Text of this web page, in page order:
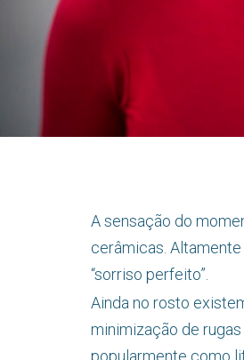
A sensação do
cerâmicas.
“sorriso perfeito”.
Ainda no rosto
minimização de
popularmente como